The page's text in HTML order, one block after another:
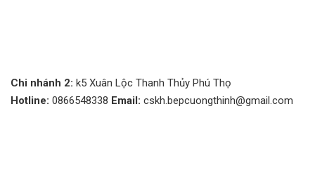
Chi nhánh 2: k5 Xuân Lộc Thanh Thủy Phú Thọ
Hotline: 0866548338 Email: cskh.bepcuongthinh@gmail.com